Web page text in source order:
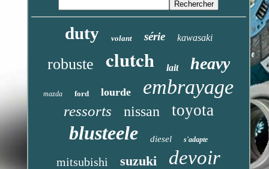
duty volant série kawasaki
robuste clutch lait heavy
mazda ford lourde embrayage
ressorts nissan toyota
blusteele diesel s'adapte
mitsubishi suzuki devoir